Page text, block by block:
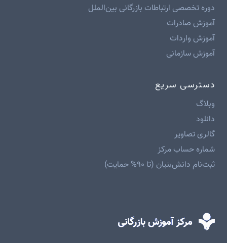
دوره تخصصی ارتباطات بازرگانی بین‌الملل
آموزش صادرات
آموزش واردات
آموزش سازمانی
دسترسی سریع
وبلاگ
دانلود
گالری تصاویر
شماره حساب مرکز
ثبت‌نام دانش‌بنیان (تا ۹۰% حمایت)